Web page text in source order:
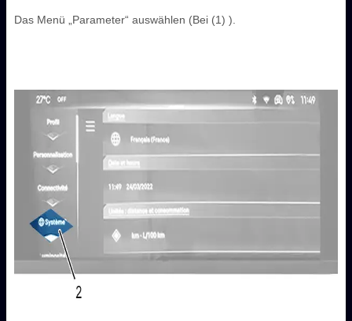
Das Menü „Parameter“ auswählen (Bei (1) ).